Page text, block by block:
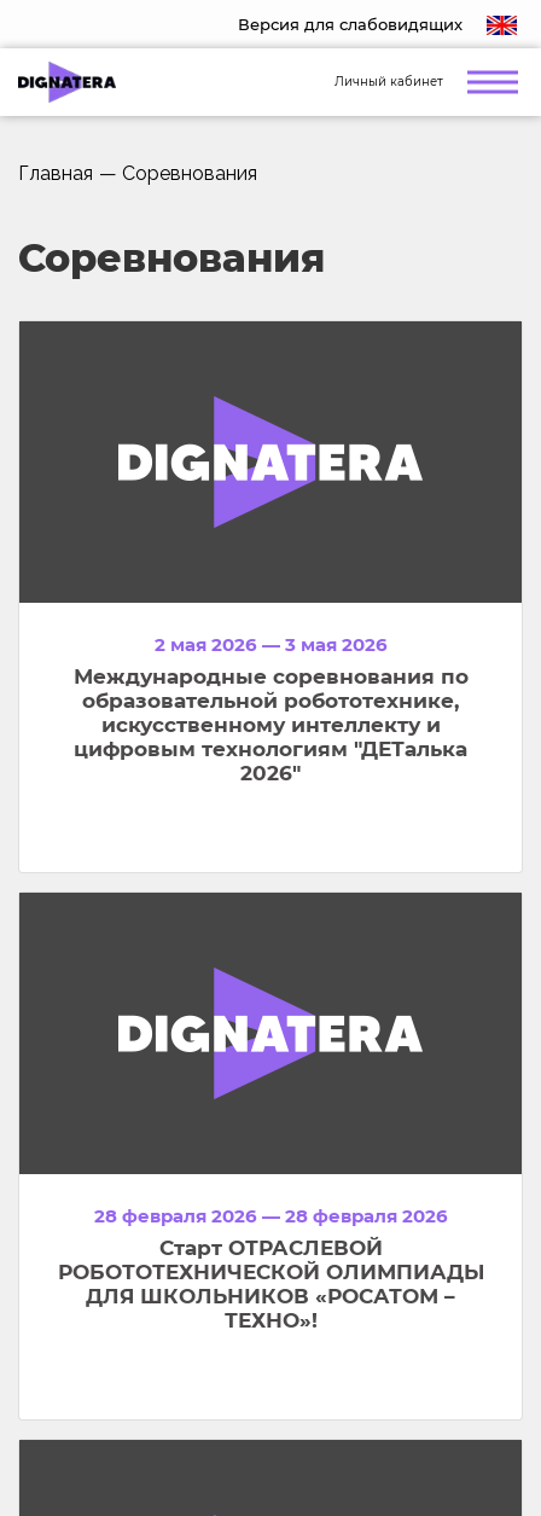
Версия для слабовидящих
Личный кабинет
Главная — Соревнования
Соревнования
2 мая 2026 — 3 мая 2026
Международные соревнования по
образовательной робототехнике,
искусственному интеллекту и
цифровым технологиям "ДЕТалька
2026"
28 февраля 2026 — 28 февраля 2026
Старт ОТРАСЛЕВОЙ
РОБОТОТЕХНИЧЕСКОЙ ОЛИМПИАДЫ
ДЛЯ ШКОЛЬНИКОВ «РОСАТОМ –
ТЕХНО»!